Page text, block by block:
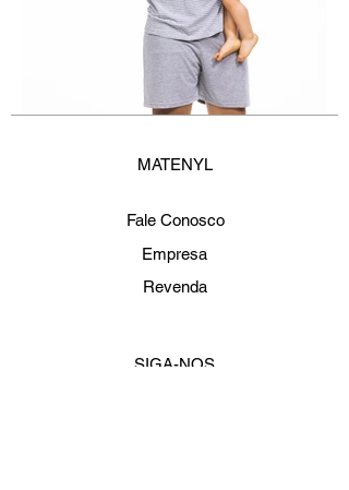
MATENYL
Fale Conosco
Empresa
Revenda
SIGA-NOS